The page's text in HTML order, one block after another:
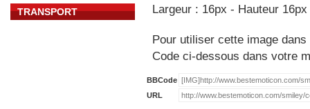
TRANSPORT
Largeur : 16px - Hauteur 16px
Pour utiliser cette image
Code ci-dessous dans votre
BBCode
URL